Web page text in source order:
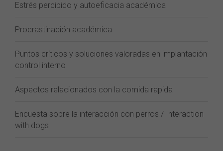
Estrés percibido y autoeficacia académica
Procrastinación académica
Puntos críticos y soluciones valoradas en implantación
control interno
Aspectos relacionados con la comida rapida
Encuesta sobre la interacción con perros / Interaction
with dogs